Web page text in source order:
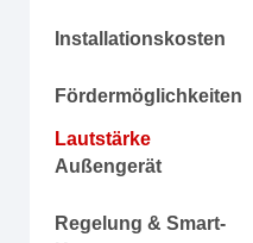
Installationskosten
Fördermöglichkeiten
Lautstärke
Außengerät
Regelung & Smart-